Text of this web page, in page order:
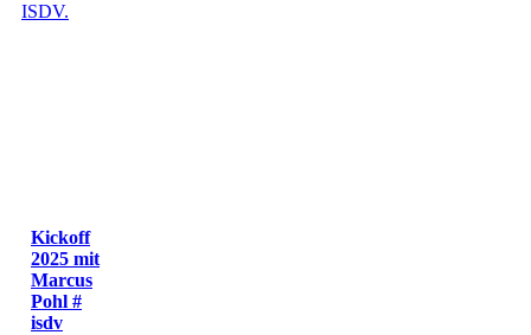
Kickoff
2025 mit
Marcus
Pohl #
isdv